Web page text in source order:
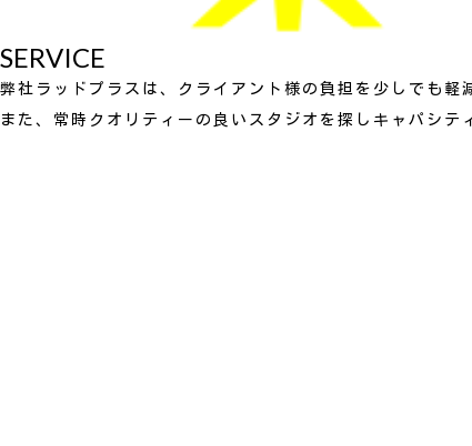
SERVICE
弊社ラッドプラスは、クライアント様の負担を少しでも
また、常時クオリティーの良いスタジオを探しキャパシテ